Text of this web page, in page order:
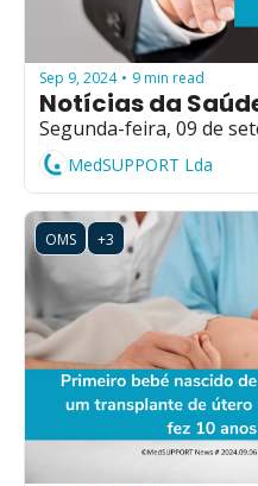
Sep 9, 2024 • 9 min read
Notícias da
Segunda-feira, 09 de
MedSUPPORT Lda
OMS +3